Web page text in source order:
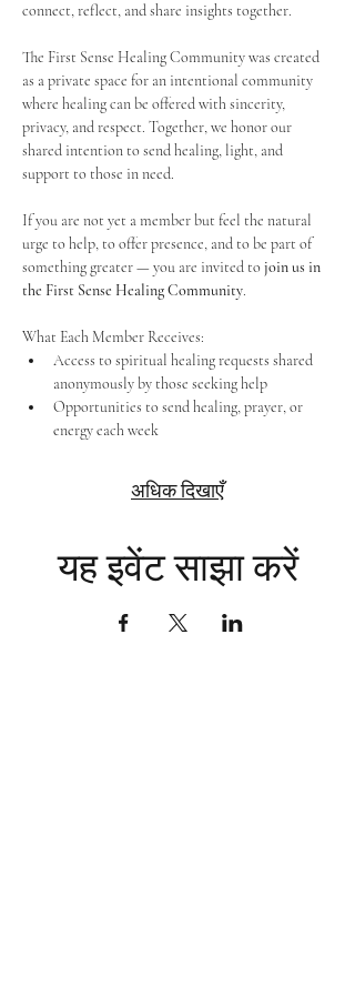
connect, reflect, and share insights together.
The First Sense Healing Community was created
as a private space for an intentional community
where healing can be offered with sincerity,
privacy, and respect. Together, we honor our
shared intention to send healing, light, and
support to those in need.
If you are not yet a member but feel the natural
urge to help, to offer presence, and to be part of
something greater — you are invited to join us in
the First Sense Healing Community.
What Each Member Receives:
Access to spiritual healing requests shared
anonymously by those seeking help
Opportunities to send healing, prayer, or
energy each week
अधिक दिखाएँ
यह इवेंट साझा करें